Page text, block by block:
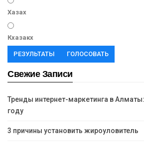
Хазах
Кхазакх
РЕЗУЛЬТАТЫ ГОЛОСОВАТЬ
Свежие Записи
Тренды интернет-маркетинга в
году
3 причины установить жироуловитель